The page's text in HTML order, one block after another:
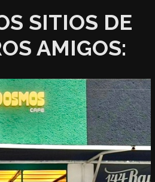
SITIOS DE
AMIGOS: